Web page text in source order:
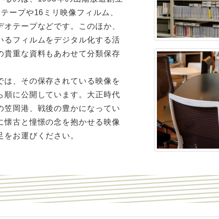
ープや16ミリ映像フィルム、
テープなどです。このほか、
るフィルムをデジタル化する活
貴重な資料もあわせて分類保存
は、その保存されている映像を
順に公開しています。大正時代
笠岡港、戦後の豊かになってい
懐古と憧憬の念を抱かせる映像
お運びください。